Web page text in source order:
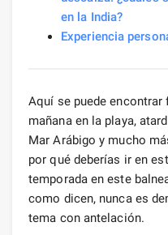
en la India?
Experiencia
Aquí se puede
mañana en la playa,
Mar Arábigo y mucho
por qué deberías ir en
temporada en este
como dicen, nunca es
tema con antelación.